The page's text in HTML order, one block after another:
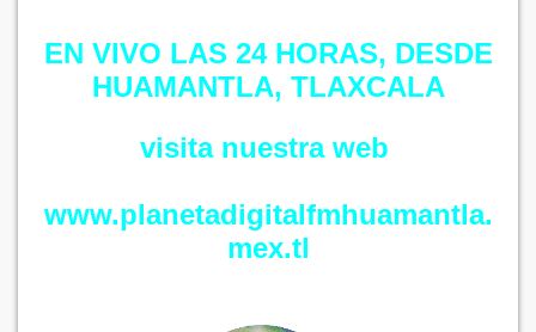
EN VIVO LAS 24 HORAS, DESDE
HUAMANTLA, TLAXCALA
visita nuestra web
www.planetadigitalfmhuamantla.
mex.tl